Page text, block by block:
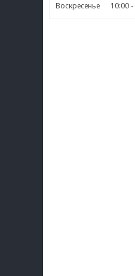
Воскресенье
10:00